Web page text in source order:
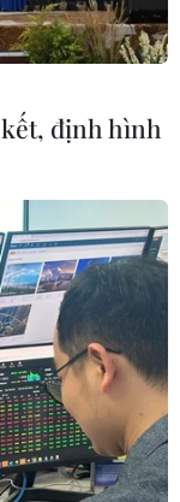
cuộc tổng
kết, định hình